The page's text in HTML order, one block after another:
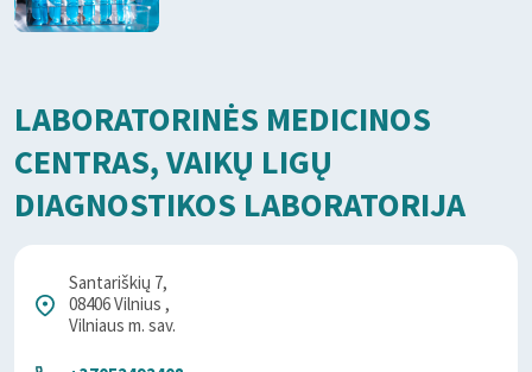
LABORATORINĖS MEDICINOS
CENTRAS, VAIKŲ LIGŲ
DIAGNOSTIKOS LABORATORIJA
Santariškių 7,
08406 Vilnius ,
Vilniaus m. sav.